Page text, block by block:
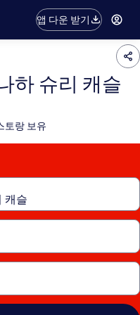
앱 다운 받기
하 슈리 캐슬
토랑 보유